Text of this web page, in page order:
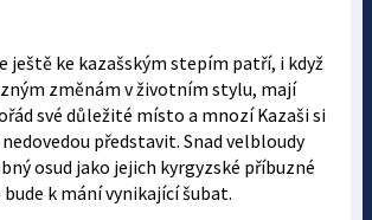
ještě ke kazašským stepím patří, i když
změnám v životním stylu, mají
své důležité místo a mnozí Kazaši si
představit. Snad velbloudy
osud jako jejich kyrgyzské příbuzné
k mání vynikající šubat.